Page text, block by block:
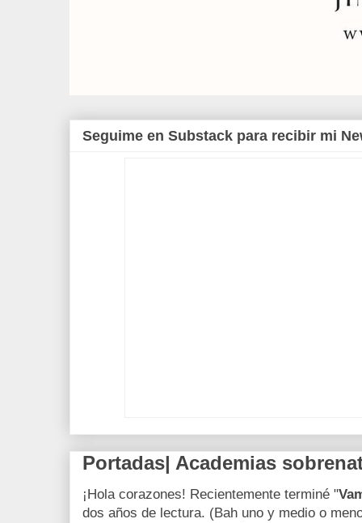
Seguime en Substack para recibir mi
Portadas| Academias
¡Hola corazones! Recientemente terminé "
dos años de lectura. (Bah uno y medio o